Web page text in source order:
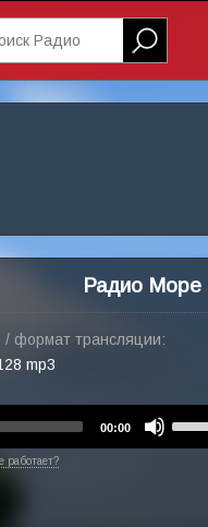
Радио
Радио Море
/ формат трансляции:
mp3
00:00
работает?